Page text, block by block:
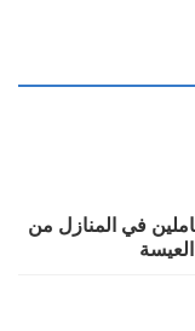
في المنازل من